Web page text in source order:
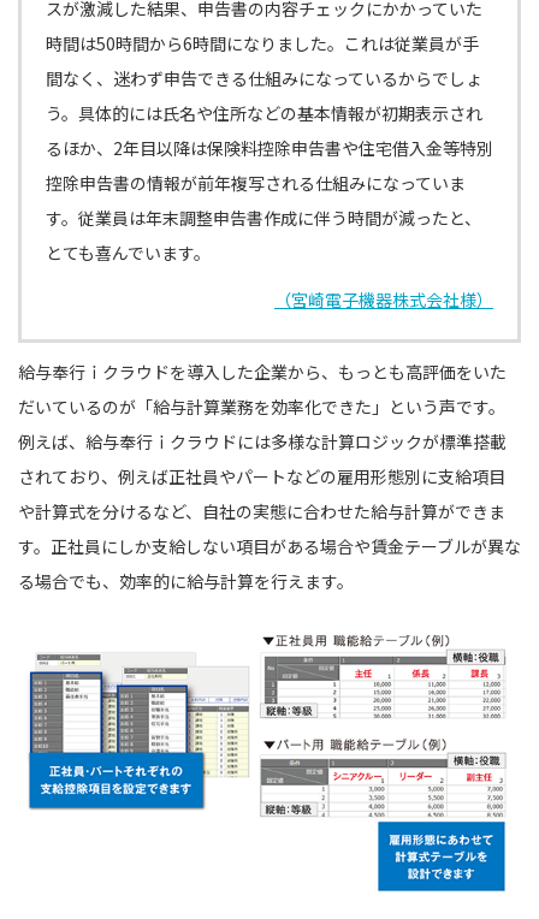
スが激減した結果、申告書の内容チェックにかかっていた
時間は50時間から6時間になりました。これは従業員が手
間なく、迷わず申告できる仕組みになっているからでしょ
う。具体的には氏名や住所などの基本情報が初期表示され
るほか、 2年目以降は保険料控除申告書や住宅借入金等特別
控除申告書の情報が前年複写される仕組みになっていま
す。従業員は年末調整申告書作成に伴う時間が減ったと、
とても喜んでいます。
（宮崎電子機器株式会社様）
給与奉行ｉクラウドを導入した企業から、もっとも高評価をいた
だいているのが「給与計算業務を効率化できた」という声です。
例えば、給与奉行ｉクラウドには多様な計算ロジックが標準搭載
されており、例えば正社員やパートなどの雇用形態別に支給項目
や計算式を分けるなど、自社の実態に合わせた給与計算ができま
す。正社員にしか支給しない項目がある場合や賃金テーブルが異な
る場合でも、効率的に給与計算を行えます。